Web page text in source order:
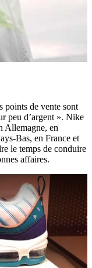
points de vente sont
peu d’argent ». Nike
Allemagne, en
Bas, en France et
le temps de conduire
affaires.